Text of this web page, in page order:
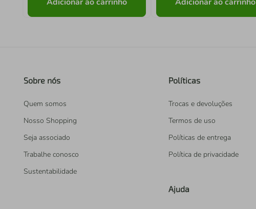
Adicionar ao carrinho Adicionar ao carrinho
Sobre nós
Quem somos
Nosso Shopping
Seja associado
Trabalhe conosco
Sustentabilidade
Políticas
Trocas e devoluções
Termos de uso
Políticas de entrega
Política de privacidade
Ajuda